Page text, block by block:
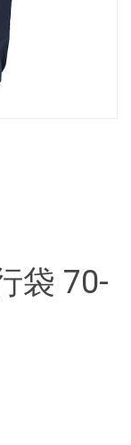
袋 70-